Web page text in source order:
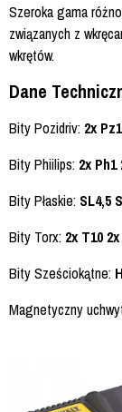
Szeroka gama
związanych z
wkrętów.
Dane
Bity Pozidriv: 2x
Bity Phiilips: 2x Ph1
Bity Płaskie: SL4,5
Bity Torx: 2x T10
Bity Sześciokątne:
Magnetyczny